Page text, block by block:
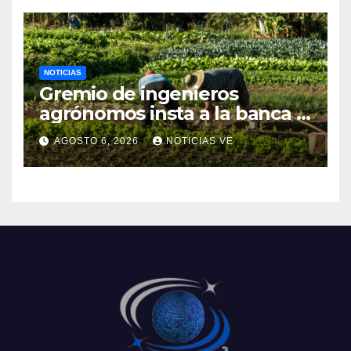
NOTICIAS
Gremio de ingenieros
agrónomos insta a la banca a
financiar la agricultura
familiar
AGOSTO 6, 2026 NOTICIAS VE